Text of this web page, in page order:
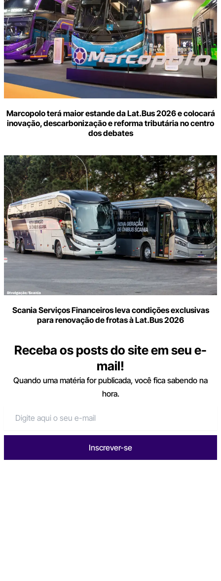
Marcopolo terá maior estande da Lat.Bus 2026 e colocará
inovação, descarbonização e reforma tributária no centro
dos debates
Scania Serviços Financeiros leva condições exclusivas
para renovação de frotas à Lat.Bus 2026
Receba os posts do site em seu e-
mail!
Quando uma matéria for publicada, você fica sabendo na
hora.
Inscrever-se